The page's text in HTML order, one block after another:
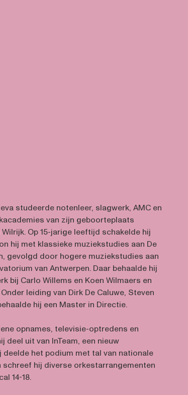
studeerde notenleer, slagwerk, AMC en
van zijn geboorteplaats
Op 15-jarige leeftijd schakelde hij
hij met klassieke muziekstudies aan De
gevolgd door hogere muziekstudies aan
van Antwerpen. Daar behaalde hij
bij Carlo Willems en Koen Wilmaers en
leiding van Dirk De Caluwe, Steven
hij een Master in Directie.
opnames, televisie-optredens en
deel uit van InTeam, een nieuw
het podium met tal van nationale
hij diverse orkestarrangementen
14-18.